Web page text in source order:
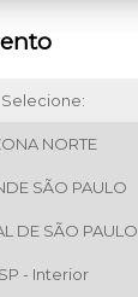
Selecione:
NORTE
SÃO PAULO
DE SÃO PAULO
SP - Interior